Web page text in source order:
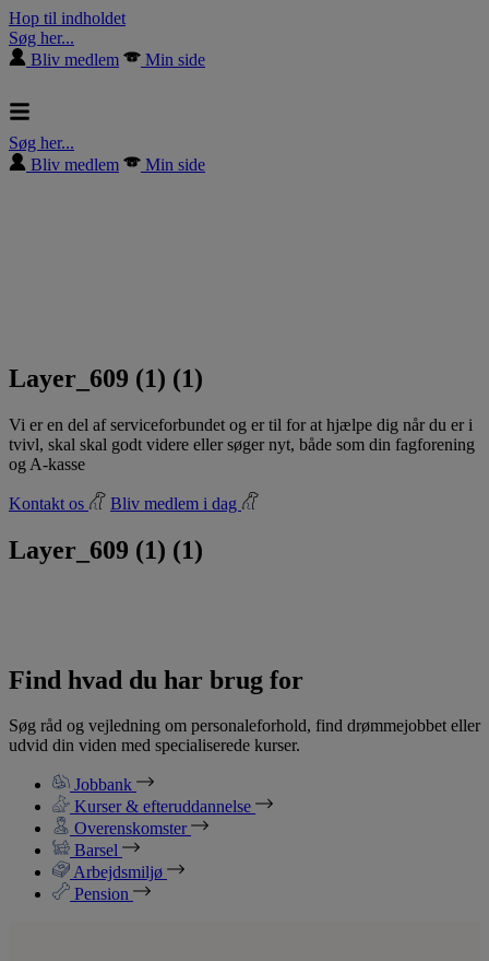
Hop til indholdet
Søg her...
Bliv medlem
Min side
Søg her...
Bliv medlem
Min side
Layer_609 (1) (1)
Vi er en del af serviceforbundet og er til for at hjælpe dig når du er i
tvivl, skal skal godt videre eller søger nyt, både som din fagforening
og A-kasse
Kontakt os Bliv medlem i dag
Layer_609 (1) (1)
Find hvad du har brug for
Søg råd og vejledning om personaleforhold, find drømmejobbet eller
udvid din viden med specialiserede kurser.
Jobbank
Kurser & efteruddannelse
Overenskomster
Barsel
Arbejdsmiljø
Pension